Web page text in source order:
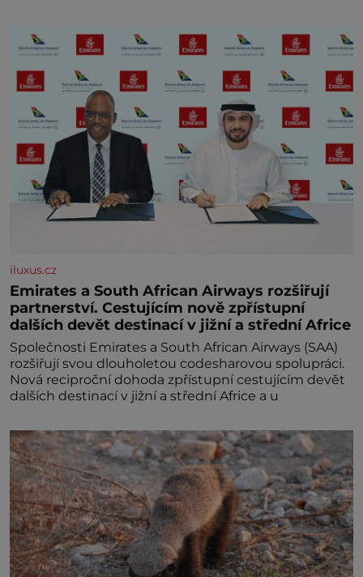
iluxus.cz
Emirates a South African Airways rozšiřují
partnerství. Cestujícím nově zpřístupní
dalších devět destinací v jižní a střední Africe
Společnosti Emirates a South African Airways (SAA)
rozšiřují svou dlouholetou codesharovou spolupráci.
Nová reciproční dohoda zpřístupní cestujícím devět
dalších destinací v jižní a střední Africe a u